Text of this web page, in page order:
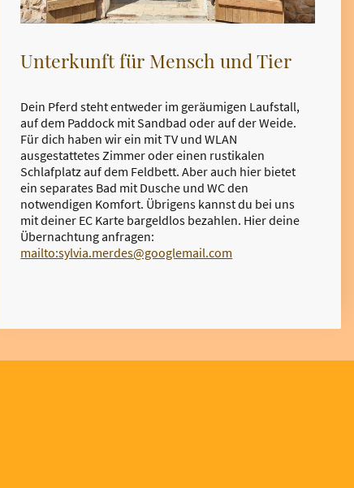
Unterkunft für Mensch und Tier
Dein Pferd steht entweder im geräumigen Laufstall,
auf dem Paddock mit Sandbad oder auf der Weide.
Für dich haben wir ein mit TV und WLAN
ausgestattetes Zimmer oder einen rustikalen
Schlafplatz auf dem Feldbett. Aber auch hier bietet
ein separates Bad mit Dusche und WC den
notwendigen Komfort. Übrigens kannst du bei uns
mit deiner EC Karte bargeldlos bezahlen. Hier deine
Übernachtung anfragen:
mailto:sylvia.merdes@googlemail.com